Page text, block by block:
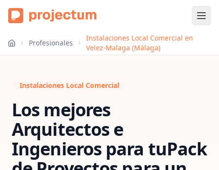
Profesionales
Instalaciones Local Comercial en
Velez-Malaga (Málaga)
Instalaciones Local Comercial
Los mejores
Arquitectos e
Ingenieros para tuPack